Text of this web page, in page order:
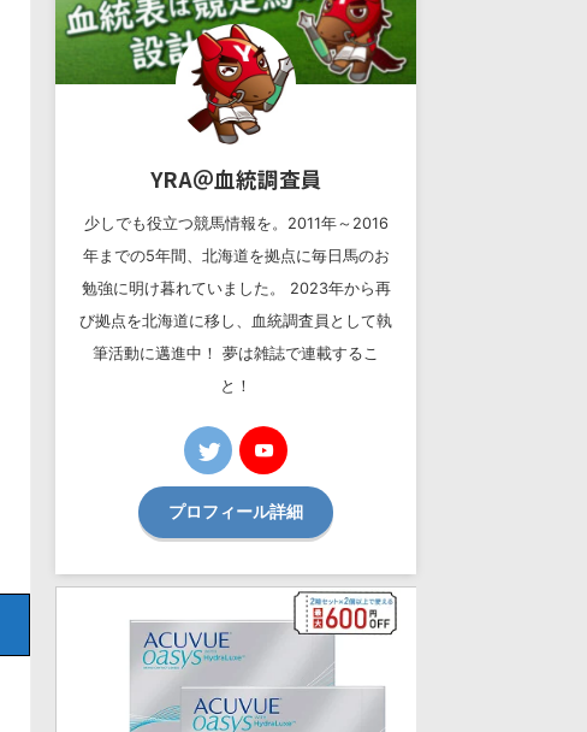
YRA＠血統調査員
少しでも役立つ競馬情報を。2011年～2016
年までの5年間、北海道を拠点に毎日馬のお
勉強に明け暮れていました。 2023年から再
び拠点を北海道に移し、血統調査員として執
筆活動に邁進中！ 夢は雑誌で連載するこ
と！
プロフィール詳細